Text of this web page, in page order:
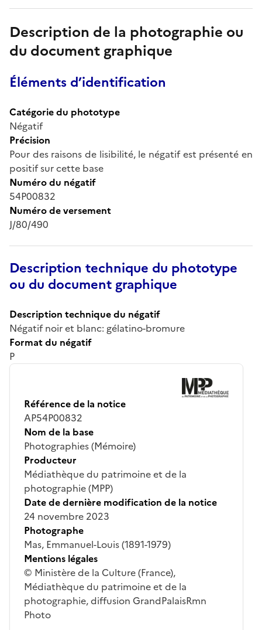
Description de la photographie ou
du document graphique
Éléments d’identification
Catégorie du phototype
Négatif
Précision
Pour des raisons de lisibilité, le négatif est présenté en
positif sur cette base
Numéro du négatif
54P00832
Numéro de versement
J/80/490
Description technique du phototype
ou du document graphique
Description technique du négatif
Négatif noir et blanc: gélatino-bromure
Format du négatif
P
Référence de la notice
AP54P00832
Nom de la base
Photographies (Mémoire)
Producteur
Médiathèque du patrimoine et de la
photographie (MPP)
Date de dernière modification de la notice
24 novembre 2023
Photographe
Mas, Emmanuel-Louis (1891-1979)
Mentions légales
© Ministère de la Culture (France),
Médiathèque du patrimoine et de la
photographie, diffusion GrandPalaisRmn
Photo